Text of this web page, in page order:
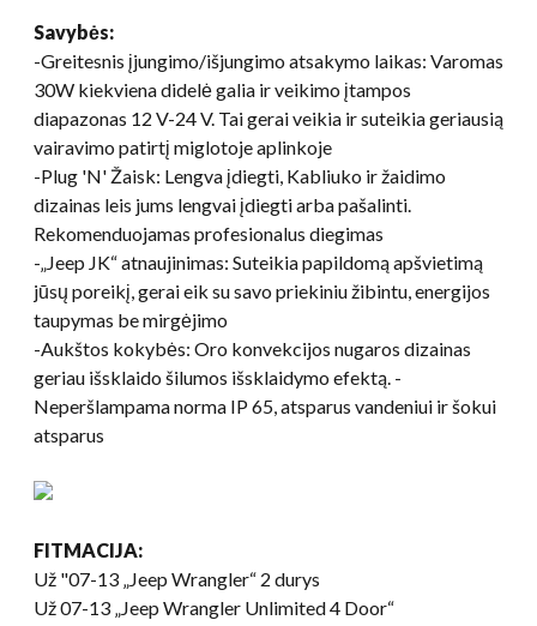
Savybės:
-Greitesnis įjungimo/išjungimo atsakymo laikas: Varomas
30W kiekviena didelė galia ir veikimo įtampos
diapazonas 12 V-24 V. Tai gerai veikia ir suteikia geriausią
vairavimo patirtį miglotoje aplinkoje
-Plug 'N' Žaisk: Lengva įdiegti, Kabliuko ir žaidimo
dizainas leis jums lengvai įdiegti arba pašalinti.
Rekomenduojamas profesionalus diegimas
-„Jeep JK“ atnaujinimas: Suteikia papildomą apšvietimą
jūsų poreikį, gerai eik su savo priekiniu žibintu, energijos
taupymas be mirgėjimo
-Aukštos kokybės: Oro konvekcijos nugaros dizainas
geriau išsklaido šilumos išsklaidymo efektą. -
Neperšlampama norma IP 65, atsparus vandeniui ir šokui
atsparus
FITMACIJA:
Už "07-13 „Jeep Wrangler“ 2 durys
Už 07-13 „Jeep Wrangler Unlimited 4 Door“